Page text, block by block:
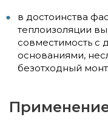
в достоинства
теплоизоляции
совместимость
основаниями,
безотходный